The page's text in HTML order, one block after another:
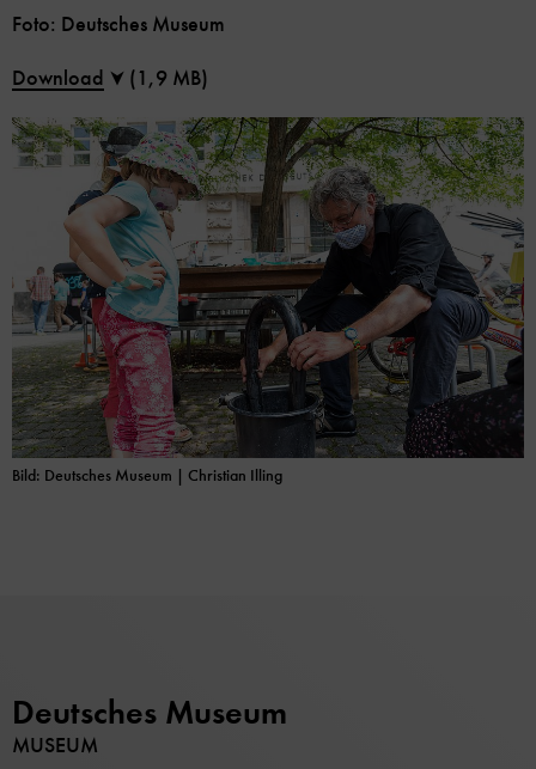
Bild: Deutsches Museum | Christian Illing
Foto: Deutsches Museum
Download (1,9 MB)
Deutsches Museum
MUSEUM